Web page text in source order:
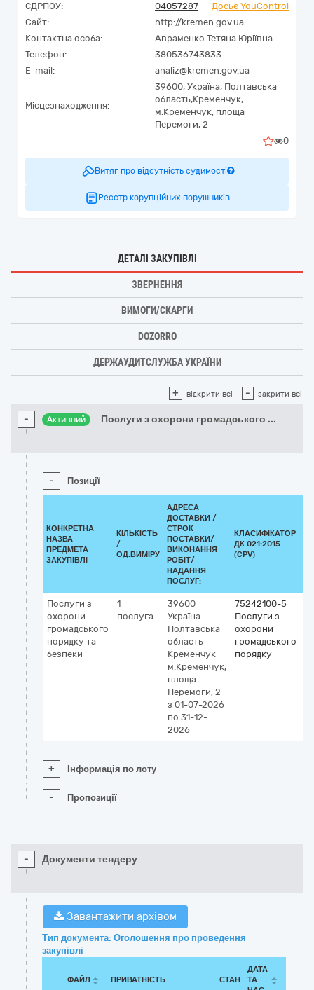
ЄДРПОУ:
04057287
Досьє YouControl
Сайт:
http://kremen.gov.ua
Контактна особа:
Авраменко Тетяна Юріївна
Телефон:
380536743833
E-mail:
analiz@kremen.gov.ua
Місцезнаходження:
39600, Україна, Полтавська
область,Кременчук,
м.Кременчук, площа
Перемоги, 2
0
Витяг про відсутність судимості
Реєстр корупційних порушників
ДЕТАЛІ ЗАКУПІВЛІ
ЗВЕРНЕННЯ
ВИМОГИ/СКАРГИ
DOZORRO
ДЕРЖАУДИТСЛУЖБА УКРАЇНИ
+ відкрити всі - закрити всі
- Активний Послуги з охорони громадського ...
- Позиції
КОНКРЕТНА
НАЗВА
ПРЕДМЕТА
ЗАКУПІВЛІ
КІЛЬКІСТЬ
/
ОД.ВИМІРУ
АДРЕСА
ДОСТАВКИ /
СТРОК
ПОСТАВКИ/
ВИКОНАННЯ
РОБІТ/
НАДАННЯ
ПОСЛУГ:
КЛАСИФІКАТОР
ДК 021:2015
(CPV)
Послуги з
охорони
громадського
порядку та
безпеки
1
послуга
39600
Україна
Полтавська
область
Кременчук
м.Кременчук,
площа
Перемоги, 2
з 01-07-2026
по 31-12-
2026
75242100-5
Послуги з
охорони
громадського
порядку
+ Інформація по лоту
- Пропозиції
- Документи тендеру
Завантажити архівом
Тип документа: Оголошення про проведення
закупівлі
ФАЙЛ ПРИВАТНІСТЬ СТАН
ДАТА
ТА